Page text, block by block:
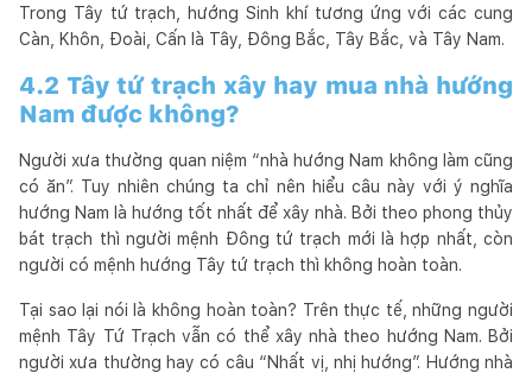
Trong Tây tứ trạch, hướng Sinh khí tương ứng với các cung
Càn, Khôn, Đoài, Cấn là Tây, Đông Bắc, Tây Bắc, và Tây Nam.
4.2 Tây tứ trạch xây hay mua nhà hướng
Nam được không?
Người xưa thường quan niệm “nhà hướng Nam không làm cũng
có ăn”. Tuy nhiên chúng ta chỉ nên hiểu câu này với ý nghĩa
hướng Nam là hướng tốt nhất để xây nhà. Bởi theo phong thủy
bát trạch thì người mệnh Đông tứ trạch mới là hợp nhất, còn
người có mệnh hướng Tây tứ trạch thì không hoàn toàn.
Tại sao lại nói là không hoàn toàn? Trên thực tế, những người
mệnh Tây Tứ Trạch vẫn có thể xây nhà theo hướng Nam. Bởi
người xưa thường hay có câu “Nhất vị, nhị hướng”. Hướng nhà